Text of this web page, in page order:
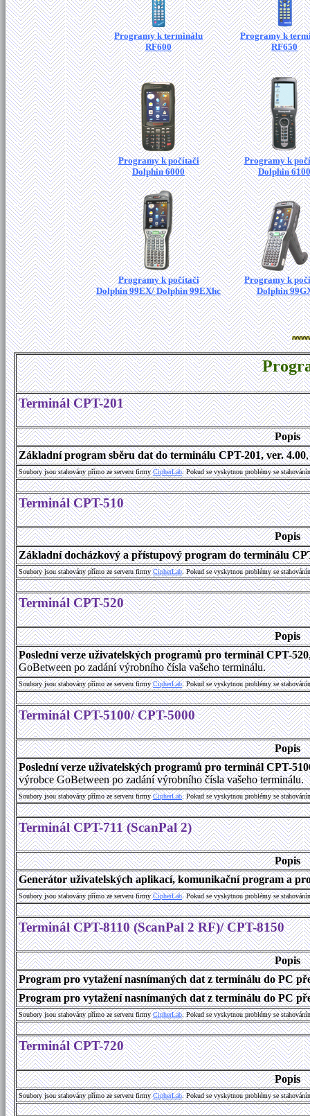
Programy k terminálu
RF600
Programy k
RF650
Programy k počítači
Dolphin 6000
Programy k
Dolphin 6100
Programy k počítači
Dolphin 99EX/ Dolphin 99EXhc
Programy k
Dolphin
Terminál CPT-201
Popis
Základní program sběru dat do terminálu CPT-201, ver. 4.00
Soubory jsou stahovány přímo ze serveru firmyCipherLab. Pokud se vyskytnou problémy se
Terminál CPT-510
Popis
Základní docházkový a přístupový program do terminálu
Soubory jsou stahovány přímo ze serveru firmyCipherLab. Pokud se vyskytnou problémy se
Terminál CPT-520
Popis
Poslední verze uživatelských programů pro terminál CPT-520
GoBetween po zadání výrobního čísla vašeho terminálu.
Soubory jsou stahovány přímo ze serveru firmyCipherLab. Pokud se vyskytnou problémy se
Terminál CPT-5100/ CPT-5000
Popis
Poslední verze uživatelských programů pro terminál CPT-
výrobce GoBetween po zadání výrobního čísla vašeho terminálu.
Soubory jsou stahovány přímo ze serveru firmyCipherLab. Pokud se vyskytnou problémy se
Terminál CPT-711 (ScanPal 2)
Popis
Generátor uživatelských aplikací, komunikační program a
Soubory jsou stahovány přímo ze serveru firmyCipherLab. Pokud se vyskytnou problémy se
Terminál CPT-8110 (ScanPal 2 RF)/ CPT-8150
Popis
Program pro vytažení nasnímaných dat z terminálu do PC
Program pro vytažení nasnímaných dat z terminálu do PC
Soubory jsou stahovány přímo ze serveru firmyCipherLab. Pokud se vyskytnou problémy se
Terminál CPT-720
Popis
Soubory jsou stahovány přímo ze serveru firmyCipherLab. Pokud se vyskytnou problémy se